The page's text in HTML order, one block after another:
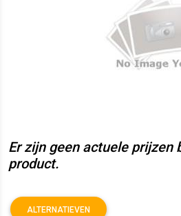
Er zijn geen actuele prijzen
product.
ALTERNATIEVEN